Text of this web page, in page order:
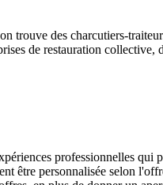
trouve des charcutiers-
de restauration collective,
professionnelles qui
être personnalisée selon